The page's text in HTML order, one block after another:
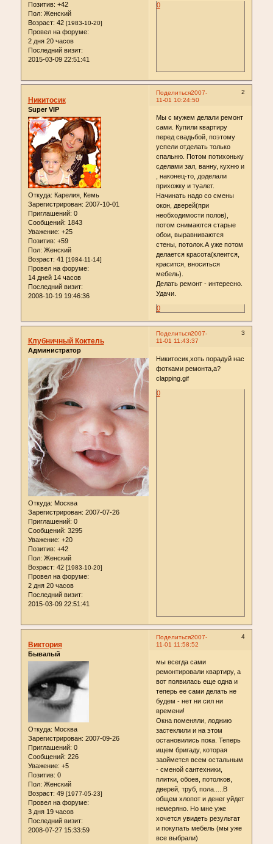
Позитив: +42
Пол: Женский
Возраст: 42 [1983-10-20]
Провел на форуме:
2 дня 20 часов
Последний визит:
2015-03-09 22:51:41
0
Поделиться 2
2007-
11-01 10:24:50
Никитосик
Super VIP
Откуда: Карелия, Кемь
Зарегистрирован: 2007-10-01
Приглашений: 0
Сообщений: 1843
Уважение: +25
Позитив: +59
Пол: Женский
Возраст: 41 [1984-11-14]
Провел на форуме:
14 дней 14 часов
Последний визит:
2008-10-19 19:46:36
Мы с мужем делали ремонт
сами. Купили квартиру
перед свадьбой, поэтому
успели отделать только
спальню. Потом потихоньку
сделами зал, ванну, кухню и
, наконец-то, доделали
прихожку и туалет.
Начинать надо со смены
окон, дверей(при
необходимости полов),
потом снимаются старые
обои, выравниваются
стены, потолок.А уже потом
делается красота(клеится,
красится, вноситься
мебель).
Делать ремонт - интересно.
Удачи.
0
Поделиться 3
2007-
11-01 11:43:37
Клубничный Коктель
Администратор
Откуда: Москва
Зарегистрирован: 2007-07-26
Приглашений: 0
Сообщений: 3295
Уважение: +20
Позитив: +42
Пол: Женский
Возраст: 42 [1983-10-20]
Провел на форуме:
2 дня 20 часов
Последний визит:
2015-03-09 22:51:41
Никитосик,хоть порадуй нас
фотками ремонта,а?
clapping.gif
0
Поделиться 4
2007-
11-01 11:58:52
Виктория
Бывалый
Откуда: Москва
Зарегистрирован: 2007-09-26
Приглашений: 0
Сообщений: 226
Уважение: +5
Позитив: 0
Пол: Женский
Возраст: 49 [1977-05-23]
Провел на форуме:
3 дня 19 часов
Последний визит:
2008-07-27 15:33:59
мы всегда сами
ремонтировали квартиру, а
вот появилась еще одна и
теперь ее сами делать не
будем - нет ни сил ни
времени!
Окна поменяли, лоджию
застеклили и на этом
остановились пока. Теперь
ищем бригаду, которая
заоймется всем остальным
- сменой сантехники,
плитки, обоев, потолков,
дверей, труб, пола.....В
общем хлопот и денег уйдет
немеряно. Но мне уже
хочется увидеть результат
и покупать мебель (мы уже
все выбрали)